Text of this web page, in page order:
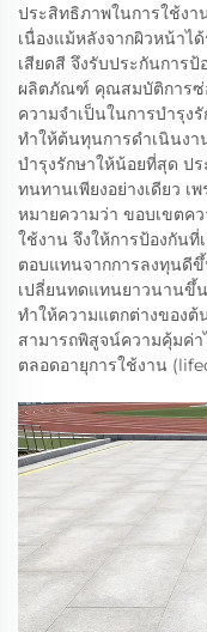
ประสิทธิภาพในการใช้ง
เนื่องแม้หลังจากผิวหน้าไ
เสียดสี จึงรับประกันการ
ผลิตภัณฑ์ คุณสมบัติการซ่
ความจำเป็นในการบำรุง
ทำให้ต้นทุนการดำเนินงา
บำรุงรักษาให้น้อยที่สุด ป
ทนทานเพียงอย่างเดียว
หมายความว่า ขอบเขตค
ใช้งาน จึงให้การป้องกัน
ตอบแทนจากการลงทุนดี
เปลี่ยนทดแทนยาวนานขึ้
ทำให้ความแตกต่างของต้
สามารถพิสูจน์ความคุ้มค่
ตลอดอายุการใช้งาน